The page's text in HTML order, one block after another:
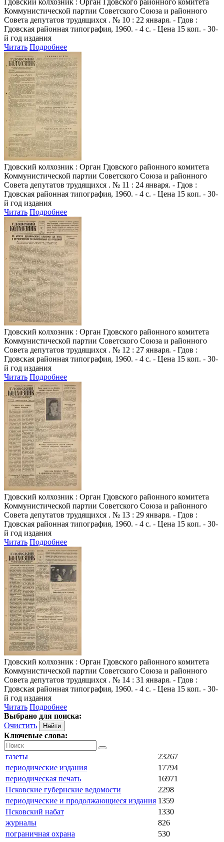
Коммунистической партии Советского Союза и районного
Совета депутатов трудящихся . № 10 : 22 января. - Гдов :
Гдовская районная типография, 1960. - 4 с. - Цена 15 коп. - 30-
й год издания
Читать Подробнее
Гдовский колхозник : Орган Гдовского районного комитета
Коммунистической партии Советского Союза и районного
Совета депутатов трудящихся . № 11 : 24 января. - Гдов :
Гдовская районная типография, 1960. - 4 с. - Цена 15 коп. - 30-
й год издания
Читать Подробнее
Гдовский колхозник : Орган Гдовского районного комитета
Коммунистической партии Советского Союза и районного
Совета депутатов трудящихся . № 12 : 27 января. - Гдов :
Гдовская районная типография, 1960. - 4 с. - Цена 15 коп. - 30-
й год издания
Читать Подробнее
Гдовский колхозник : Орган Гдовского районного комитета
Коммунистической партии Советского Союза и районного
Совета депутатов трудящихся . № 13 : 29 января. - Гдов :
Гдовская районная типография, 1960. - 4 с. - Цена 15 коп. - 30-
й год издания
Читать Подробнее
Гдовский колхозник : Орган Гдовского районного комитета
Коммунистической партии Советского Союза и районного
Совета депутатов трудящихся . № 14 : 31 января. - Гдов :
Гдовская районная типография, 1960. - 4 с. - Цена 15 коп. - 30-
й год издания
Читать Подробнее
Выбрано для поиска:
Очистить
Ключевые слова:
газеты
23267
периодические издания
17794
периодическая печать
16971
Псковские губернские ведомости
2298
периодические и продолжающиеся издания 1359
Псковский набат
1330
журналы
826
пограничная охрана
530